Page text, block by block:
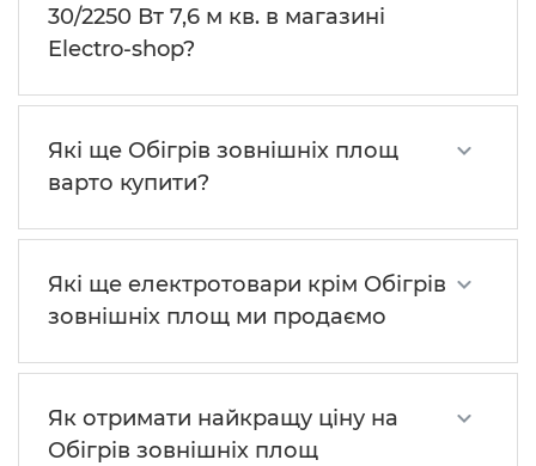
30/2250 Вт 7,6 м кв. в магазині
Electro-shop?
Які ще Обігрів зовнішніх площ
варто купити?
Які ще електротовари крім Обігрів
зовнішніх площ ми продаємо
Як отримати найкращу ціну на
Обігрів зовнішніх площ